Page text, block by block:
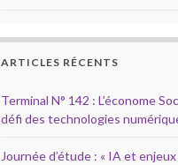
ARTICLES RÉCENTS
Terminal N° 142 : L’économe
défi des technologies
Journée d’étude : « IA et